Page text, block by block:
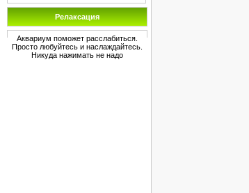
Релаксация
Аквариум поможет расслабиться.
Просто любуйтесь и наслаждайтесь.
Никуда нажимать не надо